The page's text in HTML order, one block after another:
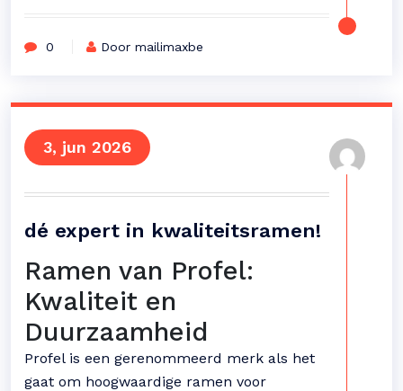
0 Door mailimaxbe
3, jun 2026
dé expert in kwaliteitsramen!
Ramen van Profel:
Kwaliteit en
Duurzaamheid
Profel is een gerenommeerd merk als het
gaat om hoogwaardige ramen voor